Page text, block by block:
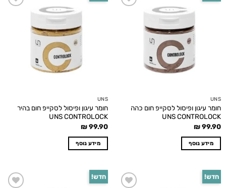
UNS
חומר עיגון ופיסול לסקייפ חום כהה
UNS CONTROLOCK
₪99.90
מידע נוסף
UNS
חומר עיגון ופיסול לסקייפ חום בהיר
UNS CONTROLOCK
₪99.90
מידע נוסף
חדש! חדש!